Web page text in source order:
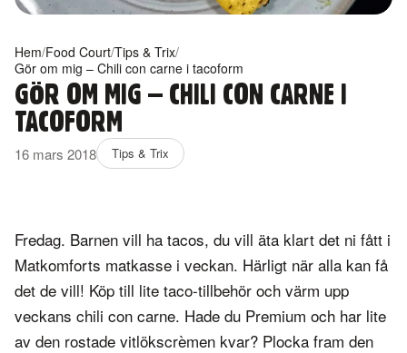
Hem/Food Court/Tips & Trix/
Gör om mig – Chili con carne i tacoform
GÖR OM MIG – CHILI CON CARNE I
TACOFORM
16 mars 2018 Tips & Trix
Fredag. Barnen vill ha tacos, du vill äta klart det ni fått i
Matkomforts matkasse i veckan. Härligt när alla kan få
det de vill! Köp till lite taco-tillbehör och värm upp
veckans chili con carne. Hade du Premium och har lite
av den rostade vitlökscrèmen kvar? Plocka fram den